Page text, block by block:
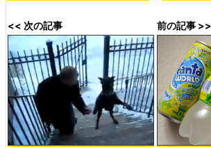
<< 次の記事 前の記事 >>